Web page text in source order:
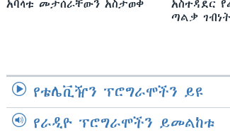
አባላቱ መታሰራቸውን አስታወቀ
አስተዳደር
ጣልቃ
የቴሌቪዥን ፕሮግራሞችን ይዩ
የራዲዮ ፕሮግራሞችን ይመልከቱ